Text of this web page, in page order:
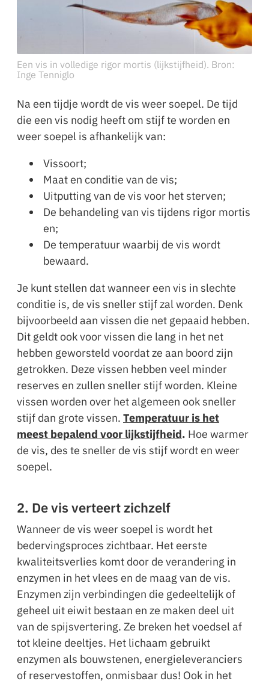
Een vis in volledige rigor mortis (lijkstijfheid). Bron:
Inge Tenniglo
Na een tijdje wordt de vis weer soepel. De tijd
die een vis nodig heeft om stijf te worden en
weer soepel is afhankelijk van:
Vissoort;
Maat en conditie van de vis;
Uitputting van de vis voor het sterven;
De behandeling van vis tijdens rigor mortis
en;
De temperatuur waarbij de vis wordt
bewaard.
Je kunt stellen dat wanneer een vis in slechte
conditie is, de vis sneller stijf zal worden. Denk
bijvoorbeeld aan vissen die net gepaaid hebben.
Dit geldt ook voor vissen die lang in het net
hebben geworsteld voordat ze aan boord zijn
getrokken. Deze vissen hebben veel minder
reserves en zullen sneller stijf worden. Kleine
vissen worden over het algemeen ook sneller
stijf dan grote vissen. Temperatuur is het
meest bepalend voor lijkstijfheid. Hoe warmer
de vis, des te sneller de vis stijf wordt en weer
soepel.
2. De vis verteert zichzelf
Wanneer de vis weer soepel is wordt het
bedervingsproces zichtbaar. Het eerste
kwaliteitsverlies komt door de verandering in
enzymen in het vlees en de maag van de vis.
Enzymen zijn verbindingen die gedeeltelijk of
geheel uit eiwit bestaan en ze maken deel uit
van de spijsvertering. Ze breken het voedsel af
tot kleine deeltjes. Het lichaam gebruikt
enzymen als bouwstenen, energieleveranciers
of reservestoffen, onmisbaar dus! Ook in het